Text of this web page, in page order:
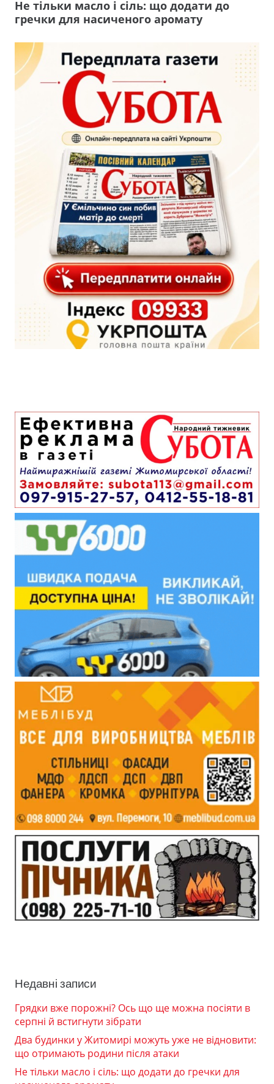
Не тільки масло і сіль: що додати до
гречки для насиченого аромату
Недавні записи
Грядки вже порожні? Ось що ще можна посіяти в
серпні й встигнути зібрати
Два будинки у Житомирі можуть уже не відновити:
що отримають родини після атаки
Не тільки масло і сіль: що додати до гречки для